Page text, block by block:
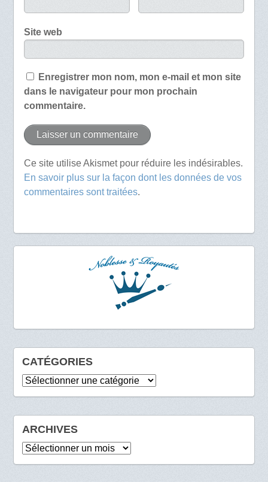
Site web
Enregistrer mon nom, mon e-mail et mon site
dans le navigateur pour mon prochain
commentaire.
Ce site utilise Akismet pour réduire les indésirables.
En savoir plus sur la façon dont les données de vos
commentaires sont traitées.
CATÉGORIES
Catégories
ARCHIVES
Archives